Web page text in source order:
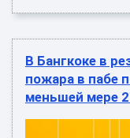
В Бангкоке в
пожара в пабе
меньшей мере